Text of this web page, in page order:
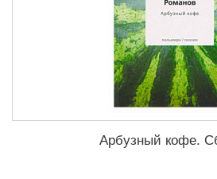
Арбузный кофе.